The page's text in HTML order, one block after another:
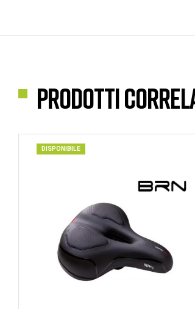
Prodotti
DISPONIBILE